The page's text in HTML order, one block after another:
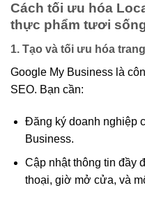
Cách tối ưu hóa
thực phẩm tươi
1. Tạo và tối ưu hóa
Google My Business là
SEO. Bạn cần:
Đăng ký doanh nghiệp
Business.
Cập nhật thông tin đầy
thoại, giờ mở cửa, và